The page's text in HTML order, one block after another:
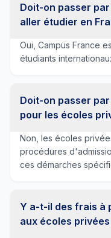
Doit-on passer
aller étudier en
Oui, Campus France
étudiants
Doit-on passer
pour les écoles
Non, les écoles
procédures
ces démarches
Y a-t-il des frais à
aux écoles privées